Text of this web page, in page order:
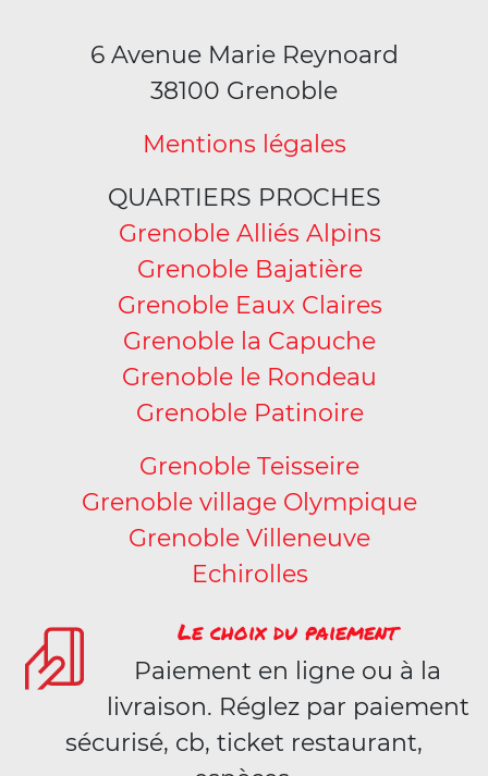
6 Avenue Marie Reynoard
38100 Grenoble
Mentions légales
QUARTIERS PROCHES
Grenoble Alliés Alpins
Grenoble Bajatière
Grenoble Eaux Claires
Grenoble la Capuche
Grenoble le Rondeau
Grenoble Patinoire
Grenoble Teisseire
Grenoble village Olympique
Grenoble Villeneuve
Echirolles
Le choix du paiement
Paiement en ligne ou à la
livraison. Réglez par paiement
sécurisé, cb, ticket restaurant,